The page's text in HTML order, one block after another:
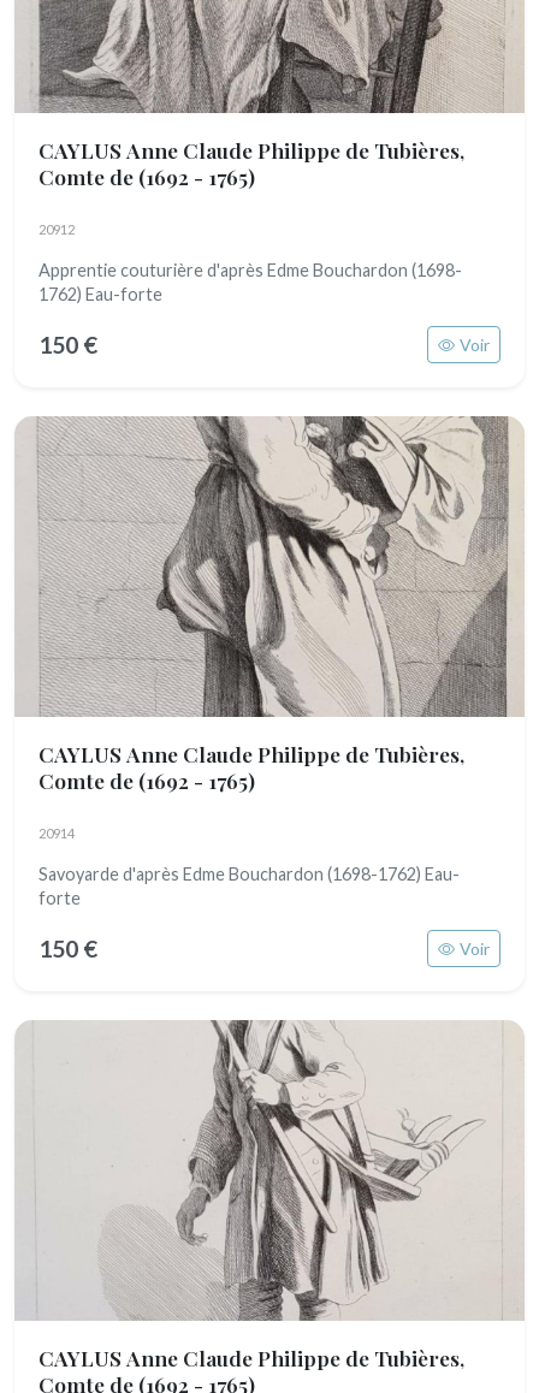
CAYLUS Anne Claude Philippe de Tubières,
Comte de (1692 - 1765)
20912
Apprentie couturière d'après Edme Bouchardon (1698-
1762) Eau-forte
150 € Voir
CAYLUS Anne Claude Philippe de Tubières,
Comte de (1692 - 1765)
20914
Savoyarde d'après Edme Bouchardon (1698-1762) Eau-
forte
150 € Voir
CAYLUS Anne Claude Philippe de Tubières,
Comte de (1692 - 1765)